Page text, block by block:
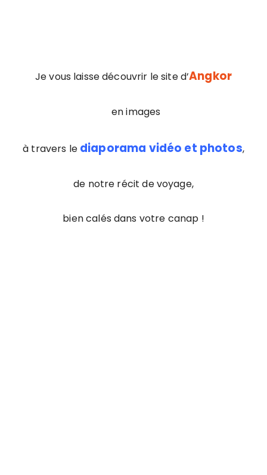
Je vous laisse découvrir le site d’Angkor
en images
à travers le diaporama vidéo et photos,
de notre récit de voyage,
bien calés dans votre canap !